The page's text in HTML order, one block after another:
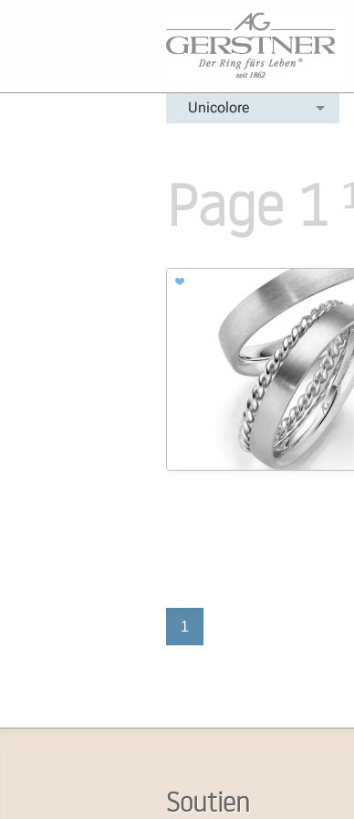
Unicolore
Page 1
1
Soutien